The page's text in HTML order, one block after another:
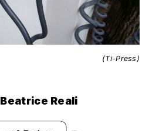
(Ti-Press)
Beatrice Reali